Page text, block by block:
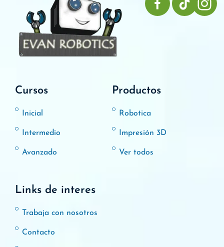
Cursos
Inicial
Intermedio
Avanzado
Productos
Robotica
Impresión 3D
Ver todos
Links de interes
Trabaja con nosotros
Contacto